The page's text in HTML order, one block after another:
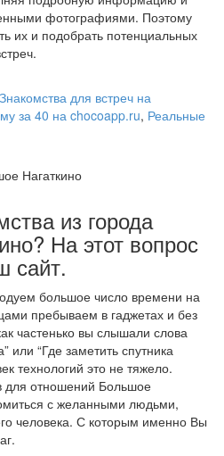
фотографиями. Поэтому
их и подобрать потенциальных
Знакомства для встреч на
за 40 на chocoapp.ru, Реальные
Нагаткино
из города
На этот вопрос
сайт.
большое число времени на
пребываем в гаджетах и без
частенько вы слышали слова
или “Где заметить спутника
технологий это не тяжело.
для отношений Большое
с желанными людьми,
человека. С которым именно Вы